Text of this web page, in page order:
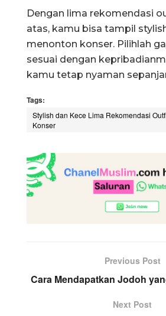
Dengan lima rekomendasi
atas, kamu bisa tampil
menonton konser. Pilihlah
sesuai dengan
kamu tetap nyaman
Tags:
Stylish dan Kece Lima Rekomendasi
Konser
Previous Post
Cara Mendapatkan Jodoh
Next Post